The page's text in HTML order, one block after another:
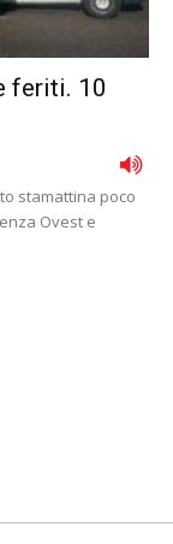
feriti. 10
stamattina poco
Ovest e